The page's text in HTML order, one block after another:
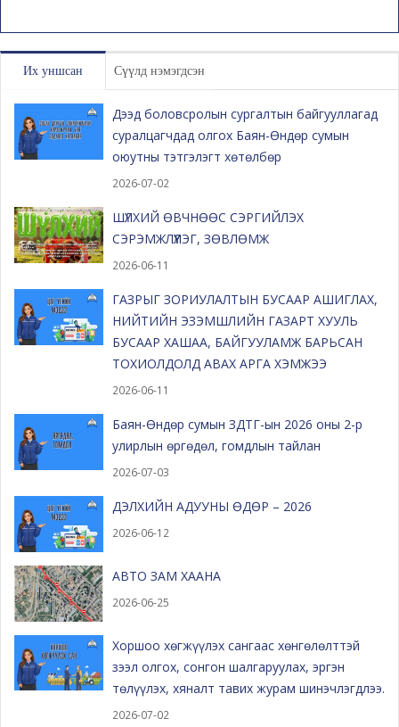
Их уншсан Сүүлд нэмэгдсэн
Дээд боловсролын сургалтын байгууллагад
суралцагчдад олгох Баян-Өндөр сумын
оюутны тэтгэлэгт хөтөлбөр
2026-07-02
ШҮЛХИЙ ӨВЧНӨӨС СЭРГИЙЛЭХ
СЭРЭМЖЛҮҮЛЭГ, ЗӨВЛӨМЖ
2026-06-11
ГАЗРЫГ ЗОРИУЛАЛТЫН БУСААР АШИГЛАХ,
НИЙТИЙН ЭЗЭМШЛИЙН ГАЗАРТ ХУУЛЬ
БУСААР ХАШАА, БАЙГУУЛАМЖ БАРЬСАН
ТОХИОЛДОЛД АВАХ АРГА ХЭМЖЭЭ
2026-06-11
Баян-Өндөр сумын ЗДТГ-ын 2026 оны 2-р
улирлын өргөдөл, гомдлын тайлан
2026-07-03
ДЭЛХИЙН АДУУНЫ ӨДӨР – 2026
2026-06-12
АВТО ЗАМ ХААНА
2026-06-25
Хоршоо хөгжүүлэх сангаас хөнгөлөлттэй
зээл олгох, сонгон шалгаруулах, эргэн
төлүүлэх, хяналт тавих журам шинэчлэгдлээ.
2026-07-02